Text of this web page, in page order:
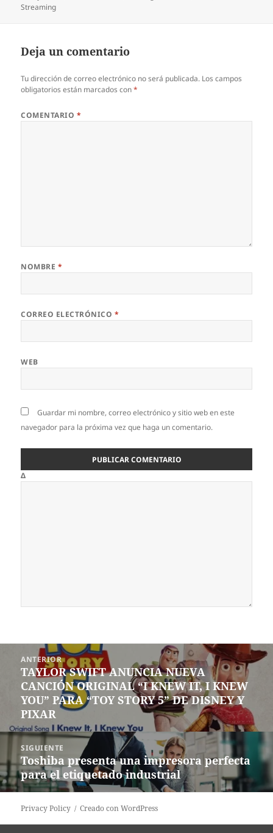
el
Streaming
Deja un comentario
Tu dirección de correo electrónico no será publicada. Los campos
obligatorios están marcados con*
COMENTARIO *
NOMBRE *
CORREO ELECTRÓNICO *
WEB
Guardar mi nombre, correo electrónico y sitio web en este
navegador para la próxima vez que haga un comentario.
Δ
Navegación
entradas
ANTERIOR
Entrada
anterior:
TAYLOR SWIFT ANUNCIA NUEVA
CANCIÓN ORIGINAL “I KNEW IT, I KNEW
YOU” PARA “TOY STORY 5” DE DISNEY Y
PIXAR
SIGUIENTE
Siguiente
entrada:
Toshiba presenta una impresora perfecta
para el etiquetado industrial
Privacy Policy Creado con WordPress